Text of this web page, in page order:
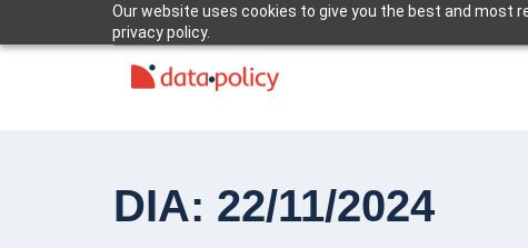
Our website uses cookies to give you the best and most
privacy policy.
DIA: 22/11/2024